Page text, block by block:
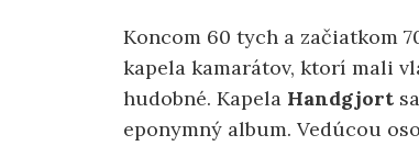
Koncom 60 tych a začiatkom
kapela kamarátov, ktorí mali
hudobné. Kapela Handgjort
eponymný album. Vedúcou